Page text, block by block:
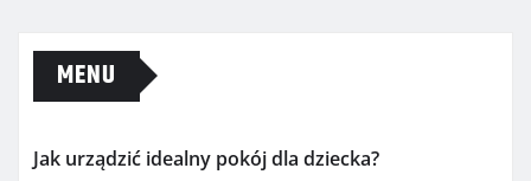
MENU
Jak urządzić idealny pokój dla dziecka?